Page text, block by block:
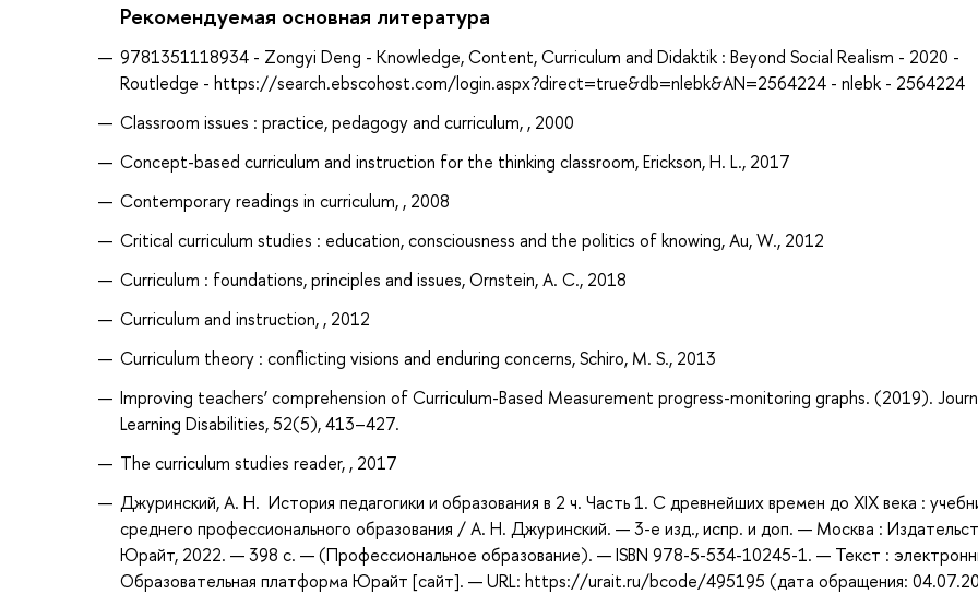
Рекомендуемая основная литература
9781351118934 - Zongyi Deng - Knowledge, Content, Curriculum and Didaktik : Beyond Social Realism - 2020 -
Routledge - https://search.ebscohost.com/login.aspx?direct=true&db=nlebk&AN=2564224 - nlebk - 2564224
Classroom issues : practice, pedagogy and curriculum, , 2000
Concept-based curriculum and instruction for the thinking classroom, Erickson, H. L., 2017
Contemporary readings in curriculum, , 2008
Critical curriculum studies : education, consciousness and the politics of knowing, Au, W., 2012
Curriculum : foundations, principles and issues, Ornstein, A. C., 2018
Curriculum and instruction, , 2012
Curriculum theory : conflicting visions and enduring concerns, Schiro, M. S., 2013
Improving teachers’ comprehension of Curriculum-Based Measurement progress-monitoring graphs. (2019).
Learning Disabilities, 52(5), 413–427.
The curriculum studies reader, , 2017
Джуринский, А. Н. История педагогики и образования в 2 ч. Часть 1. С древнейших времен до XIX века :
среднего профессионального образования / А. Н. Джуринский. — 3-е изд., испр. и доп. — Москва :
Юрайт, 2022. — 398 с. — (Профессиональное образование). — ISBN 978-5-534-10245-1. — Текст :
Образовательная платформа Юрайт [сайт]. — URL: https://urait.ru/bcode/495195 (дата обращения: